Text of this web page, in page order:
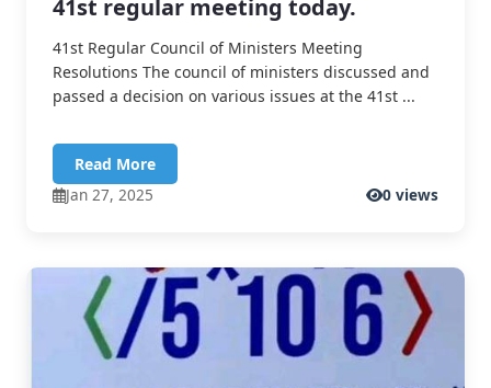
41st regular meeting today.
41st Regular Council of Ministers Meeting
Resolutions The council of ministers discussed and
passed a decision on various issues at the 41st ...
Read More
Jan 27, 2025
0 views